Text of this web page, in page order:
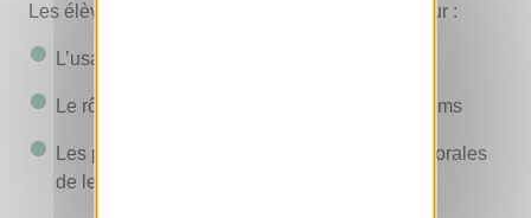
Les élèves ont posé des questions pertinentes sur :
L’usage des fleurs locales dans les bouquets
Le rôle des fleurs dans le marketing des parfums
Les possibilités de visiter un jour les fermes florales
de leur pays